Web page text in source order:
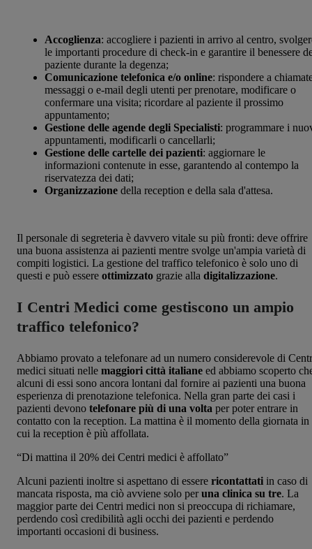
Accoglienza: accogliere i pazienti in arrivo al centro,
le importanti procedure di check-in e garantire il benessere
paziente durante la degenza;
Comunicazione telefonica e/o online: rispondere a
messaggi o e-mail degli utenti per prenotare, modificare o
confermare una visita; ricordare al paziente il prossimo
appuntamento;
Gestione delle agende degli Specialisti: programmare i
appuntamenti, modificarli o cancellarli;
Gestione delle cartelle dei pazienti: aggiornare le
informazioni contenute in esse, garantendo al contempo la
riservatezza dei dati;
Organizzazione della reception e della sala d'attesa.
Il personale di segreteria è davvero vitale su più fronti: deve offrire
una buona assistenza ai pazienti mentre svolge un'ampia varietà di
compiti logistici. La gestione del traffico telefonico è solo uno di
questi e può essere ottimizzato grazie alla digitalizzazione.
I Centri Medici come gestiscono un ampio
traffico telefonico?
Abbiamo provato a telefonare ad un numero considerevole di
medici situati nelle maggiori città italiane ed abbiamo scoperto
alcuni di essi sono ancora lontani dal fornire ai pazienti una buona
esperienza di prenotazione telefonica. Nella gran parte dei casi i
pazienti devono telefonare più di una volta per poter entrare in
contatto con la reception. La mattina è il momento della giornata in
cui la reception è più affollata.
“Di mattina il 20% dei Centri medici è affollato”
Alcuni pazienti inoltre si aspettano di essere ricontattati in caso di
mancata risposta, ma ciò avviene solo peruna clinica su tre. La
maggior parte dei Centri medici non si preoccupa di richiamare,
perdendo così credibilità agli occhi dei pazienti e perdendo
importanti occasioni di business.